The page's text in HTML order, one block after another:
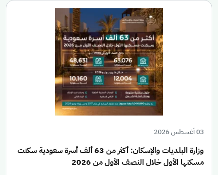
03 أغسطس 2026
وزارة البلديات والإسكان: أكثر من 63 ألف أسرة سعودية سكنت
مسكنها الأول خلال النصف الأول من 2026